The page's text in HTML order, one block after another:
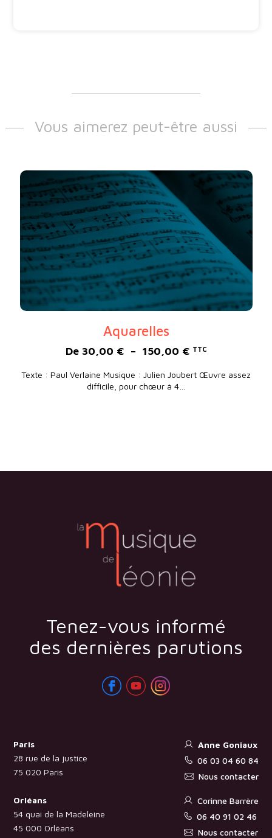
Vous aimerez peut-être aussi
Aquarelles
De 30,00 € – 150,00 €Plage de prix :
TTC
Texte : Paul Verlaine Musique : Julien Joubert Œuvre assez
difficile, pour chœur à 4…
Tenez-vous informé
des dernières parutions
Paris
28 rue de la justice
75 020 Paris
Anne Goniaux
06 03 04 60 84
Nous contacter
Orléans
54 quai de la Madeleine
45 000 Orléans
Corinne Barrère
06 40 91 02 46
Nous contacter